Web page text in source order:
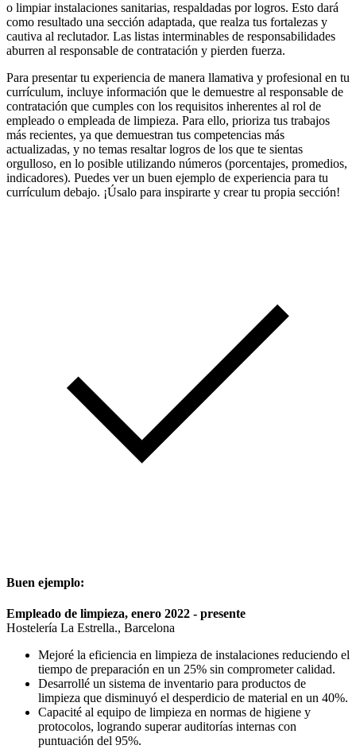
o limpiar instalaciones sanitarias, respaldadas por logros. Esto dará
como resultado una sección adaptada, que realza tus fortalezas y
cautiva al reclutador. Las listas interminables de responsabilidades
aburren al responsable de contratación y pierden fuerza.
Para presentar tu experiencia de manera llamativa y profesional en tu
currículum, incluye información que le demuestre al responsable de
contratación que cumples con los requisitos inherentes al rol de
empleado o empleada de limpieza. Para ello, prioriza tus trabajos
más recientes, ya que demuestran tus competencias más
actualizadas, y no temas resaltar logros de los que te sientas
orgulloso, en lo posible utilizando números (porcentajes, promedios,
indicadores). Puedes ver un buen ejemplo de experiencia para tu
currículum debajo. ¡Úsalo para inspirarte y crear tu propia sección!
Buen ejemplo:
Empleado de limpieza, enero 2022 - presente
Hostelería La Estrella., Barcelona
Mejoré la eficiencia en limpieza de instalaciones reduciendo el
tiempo de preparación en un 25% sin comprometer calidad.
Desarrollé un sistema de inventario para productos de
limpieza que disminuyó el desperdicio de material en un 40%.
Capacité al equipo de limpieza en normas de higiene y
protocolos, logrando superar auditorías internas con
puntuación del 95%.